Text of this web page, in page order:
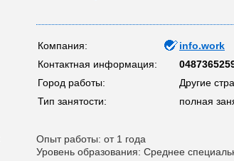
Компания:
info.work
Контактная информация:
Город работы:
Другие
Тип занятости:
полная
Опыт работы: от 1 года
Уровень образования: Среднее